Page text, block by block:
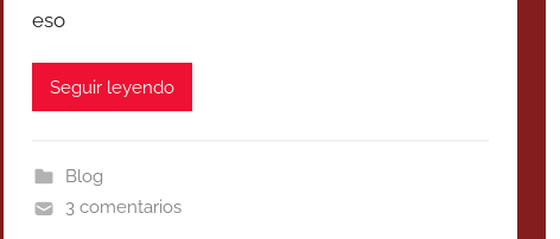
eso
Seguir leyendo
Blog
3 comentarios